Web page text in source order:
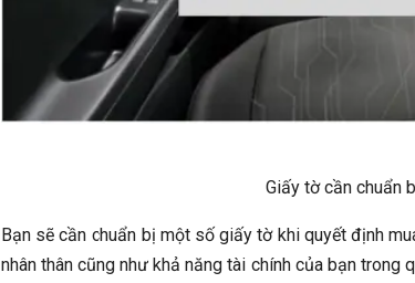
Giấy tờ cần chuẩn
Bạn sẽ cần chuẩn bị một số giấy tờ khi quyết định
nhân thân cũng như khả năng tài chính của bạn trong